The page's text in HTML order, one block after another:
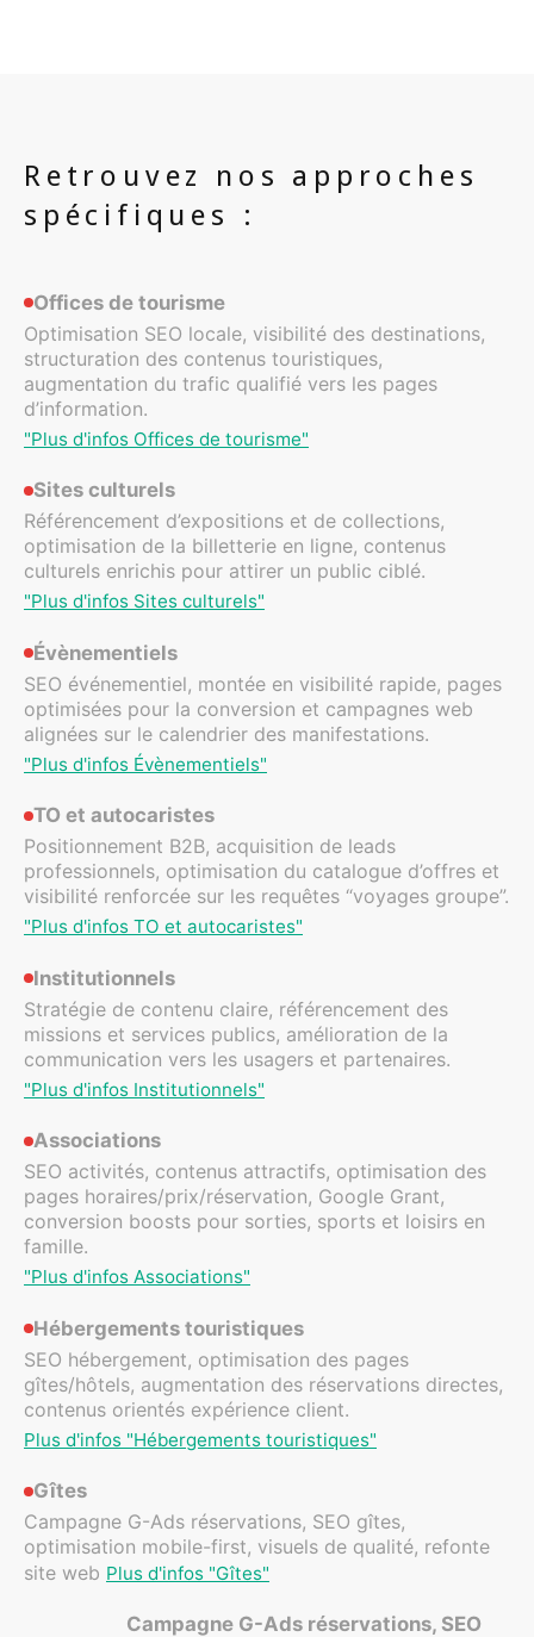
Retrouvez nos approches
spécifiques :
Offices de tourisme
Optimisation SEO locale, visibilité des destinations,
structuration des contenus touristiques,
augmentation du trafic qualifié vers les pages
d’information.
"Plus d'infos Offices de tourisme"
Sites culturels
Référencement d’expositions et de collections,
optimisation de la billetterie en ligne, contenus
culturels enrichis pour attirer un public ciblé.
"Plus d'infos Sites culturels"
Évènementiels
SEO événementiel, montée en visibilité rapide, pages
optimisées pour la conversion et campagnes web
alignées sur le calendrier des manifestations.
"Plus d'infos Évènementiels"
TO et autocaristes
Positionnement B2B, acquisition de leads
professionnels, optimisation du catalogue d’offres et
visibilité renforcée sur les requêtes “voyages groupe”.
"Plus d'infos TO et autocaristes"
Institutionnels
Stratégie de contenu claire, référencement des
missions et services publics, amélioration de la
communication vers les usagers et partenaires.
"Plus d'infos Institutionnels"
Associations
SEO activités, contenus attractifs, optimisation des
pages horaires/prix/réservation, Google Grant,
conversion boosts pour sorties, sports et loisirs en
famille.
"Plus d'infos Associations"
Hébergements touristiques
SEO hébergement, optimisation des pages
gîtes/hôtels, augmentation des réservations directes,
contenus orientés expérience client.
Plus d'infos "Hébergements touristiques"
Gîtes
Campagne G-Ads réservations, SEO gîtes,
optimisation mobile-first, visuels de qualité, refonte
site web Plus d'infos "Gîtes"
Campagne G-Ads réservations, SEO